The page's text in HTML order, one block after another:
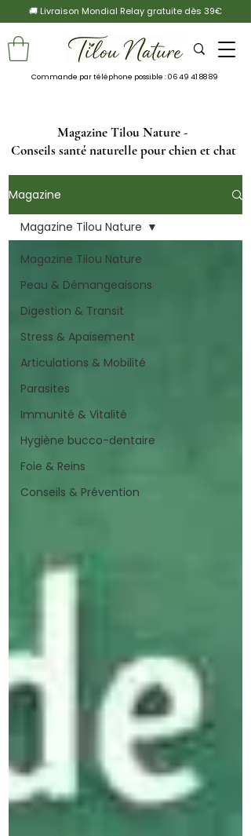
🚚 Livraison Mondial Relay gratuite dès 39€
Commande par téléphone possible :06 49 41 88 89
Magazine Tilou Nature -
Conseils santé naturelle pour chien et chat
Magazine
Magazine Tilou Nature
Peau & Démangeaisons
Digestion & Transit
Stress & Apaisement
Articulations & Mobilité
Parasites
Immunité & Vitalité
Hygiène bucco-dentaire
Foie & Reins
Conseils & Prévention
Magazine Tilou Nature